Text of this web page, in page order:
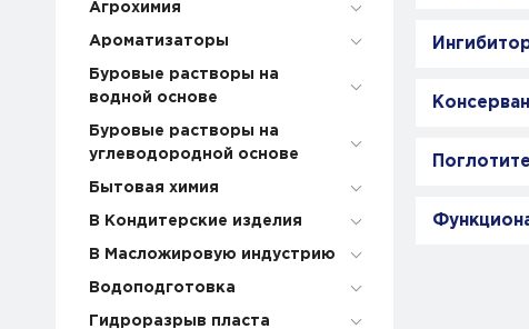
Агрохимия
Ароматизаторы
Буровые растворы на
водной основе
Буровые растворы на
углеводородной основе
Бытовая химия
В Кондитерские изделия
В Масложировую индустрию
Водоподготовка
Гидроразрыв пласта